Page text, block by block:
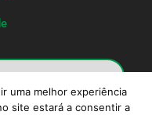
uma melhor experiência
site estará a consentir a